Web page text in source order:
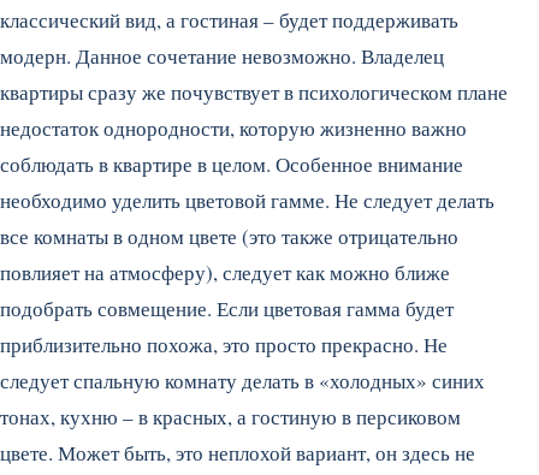
классический вид, а гостиная – будет поддерживать
модерн. Данное сочетание невозможно. Владелец
квартиры сразу же почувствует в психологическом плане
недостаток однородности, которую жизненно важно
соблюдать в квартире в целом. Особенное внимание
необходимо уделить цветовой гамме. Не следует делать
все комнаты в одном цвете (это также отрицательно
повлияет на атмосферу), следует как можно ближе
подобрать совмещение. Если цветовая гамма будет
приблизительно похожа, это просто прекрасно. Не
следует спальную комнату делать в «холодных» синих
тонах, кухню – в красных, а гостиную в персиковом
цвете. Может быть, это неплохой вариант, он здесь не